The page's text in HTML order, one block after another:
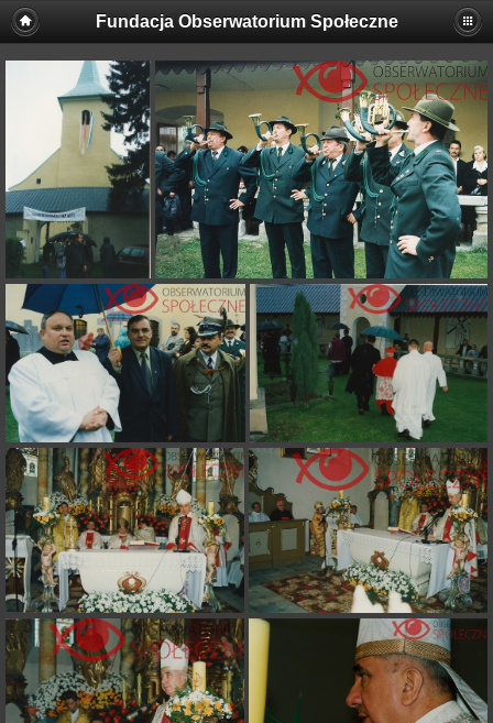
Fundacja Obserwatorium Społeczne